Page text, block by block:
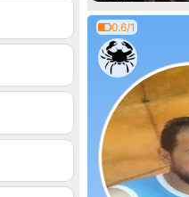
0.6/1